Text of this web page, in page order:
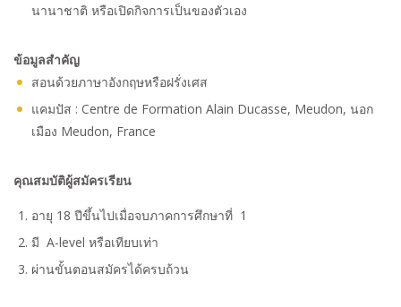
นานาชาติ หรือเปิดกิจการเป็นของตัวเอง
ข้อมูลสำคัญ
สอนด้วยภาษาอังกฤษหรือฝรั่งเศส
แคมปัส : Centre de Formation Alain Ducasse, Meudon, นอก
เมือง Meudon, France
คุณสมบัติผู้สมัครเรียน
อายุ 18 ปีขึ้นไปเมื่อจบภาคการศึกษาที่ 1
มี A-level หรือเทียบเท่า
ผ่านขั้นตอนสมัครได้ครบถ้วน